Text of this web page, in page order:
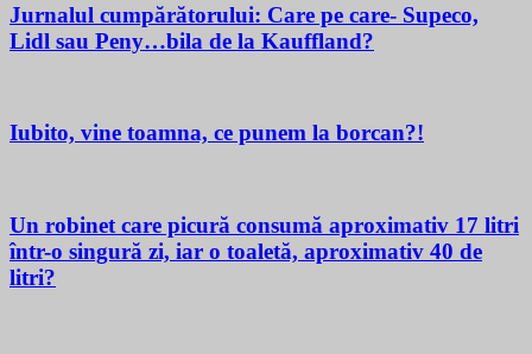
Jurnalul cumpărătorului: Care pe care- Supeco,
Lidl sau Peny…bila de la Kauffland?
Iubito, vine toamna, ce punem la borcan?!
Un robinet care picură consumă aproximativ 17 litri
într-o singură zi, iar o toaletă, aproximativ 40 de
litri?